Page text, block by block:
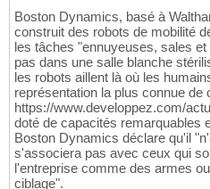
Boston Dynamics, basé à
construit des robots de mobilité
les tâches "ennuyeuses, sales
pas dans une salle blanche
les robots aillent là où les
représentation la plus connue de
https://www.developpez.com/
doté de capacités remarquables
Boston Dynamics déclare qu'il
s'associera pas avec ceux qui
l'entreprise comme des armes
ciblage".